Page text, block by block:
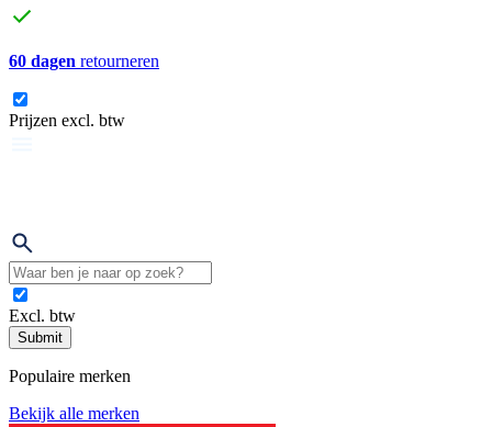
60 dagen retourneren
Prijzen excl. btw
Excl. btw
Submit
Populaire merken
Bekijk alle merken